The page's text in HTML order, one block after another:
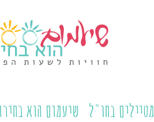
מטיילים בחו"ל שיעמום הוא